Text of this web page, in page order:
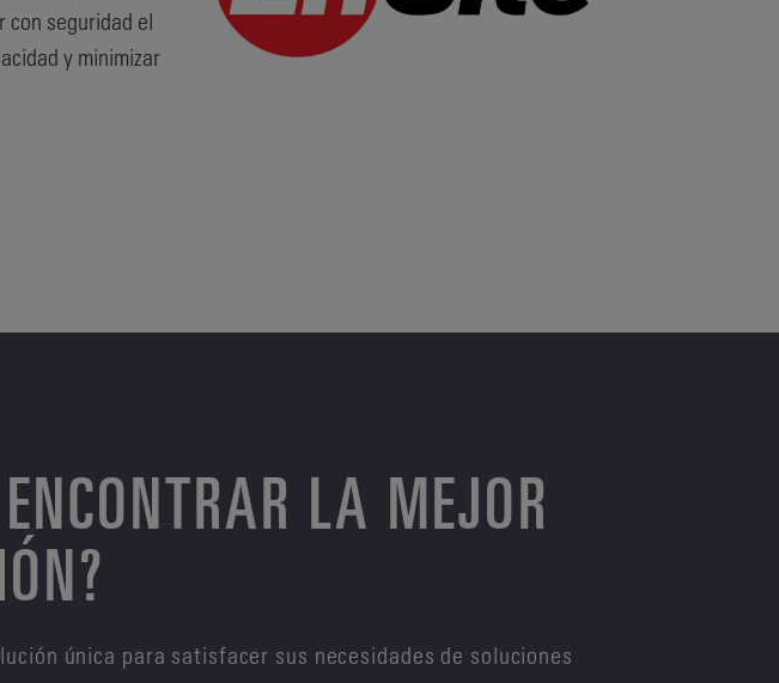
con seguridad el
y minimizar
LA MEJOR
única para satisfacer sus necesidades de soluciones